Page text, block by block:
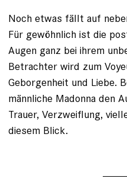
Noch etwas fällt auf
Für gewöhnlich ist die
Augen ganz bei ihrem
Betrachter wird zum
Geborgenheit und Liebe.
männliche Madonna den
Trauer, Verzweiflung,
diesem Blick.